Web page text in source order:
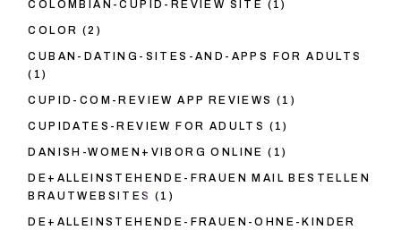
COLOMBIAN-CUPID-REVIEW SITE (1)
COLOR (2)
CUBAN-DATING-SITES-AND-APPS FOR ADULTS
(1)
CUPID-COM-REVIEW APP REVIEWS (1)
CUPIDATES-REVIEW FOR ADULTS (1)
DANISH-WOMEN+VIBORG ONLINE (1)
DE+ALLEINSTEHENDE-FRAUEN MAIL BESTELLEN
BRAUTWEBSITES (1)
DE+ALLEINSTEHENDE-FRAUEN-OHNE-KINDER